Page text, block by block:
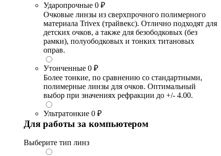
Ударопрочные 0 ₽
Очковые линзы из сверхпрочного полимерного
материала Trivex (трайвекс). Отлично подходят для
детских очков, а также для безободковых (без
рамки), полуободковых и тонких титановых
оправ.
Утонченные 0 ₽
Более тонкие, по сравнению со стандартными,
полимерные линзы для очков. Оптимальный
выбор при значениях рефракции до +/- 4.00.
Ультратонкие 0 ₽
Для работы за компьютером
Выберите тип линз